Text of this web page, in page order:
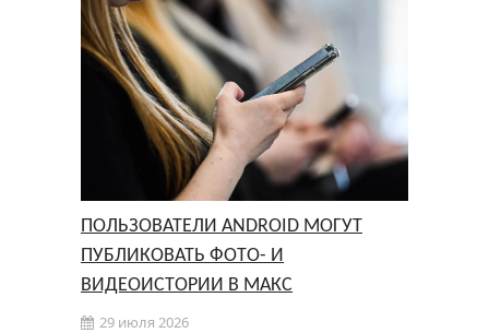
ПОЛЬЗОВАТЕЛИ ANDROID МОГУТ
ПУБЛИКОВАТЬ ФОТО- И
ВИДЕОИСТОРИИ В МАКС
29 июля 2026